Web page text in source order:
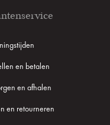
en betalen
en afhalen
en retourneren